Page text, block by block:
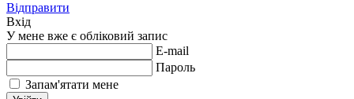
Відправити
Вхід
У мене вже є обліковий запис
E-mail
Пароль
Запам'ятати мене